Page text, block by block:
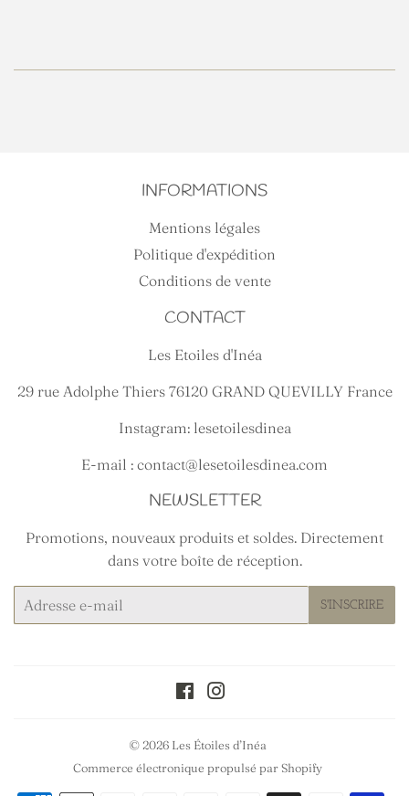
INFORMATIONS
Mentions légales
Politique d'expédition
Conditions de vente
CONTACT
Les Etoiles d'Inéa
29 rue Adolphe Thiers 76120 GRAND QUEVILLY France
Instagram: lesetoilesdinea
E-mail : contact@lesetoilesdinea.com
NEWSLETTER
Promotions, nouveaux produits et soldes. Directement
dans votre boîte de réception.
mails
S'INSCRIRE
Facebook
© 2026 Les Étoiles d’Inéa
Commerce électronique propulsé par Shopify